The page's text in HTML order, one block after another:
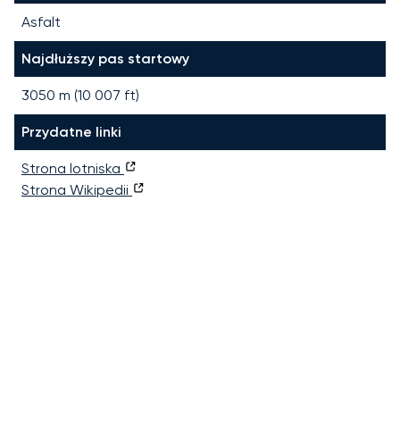
Asfalt
Najdłuższy pas startowy
3050 m (10 007 ft)
Przydatne linki
Strona lotniska
Strona Wikipedii